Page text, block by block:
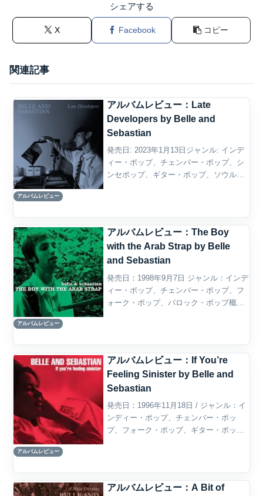
シェアする
X Facebook コピー
関連記事
アルバムレビュー
アルバムレビュー：Late
Developers by Belle and
Sebastian
発売日: 2023年1月13日ジャンル: インデ
ィー・ポップ、チェンバー・ポップ、シ
ンセポップ、ギター・ポップ、ソウル・
アルバムレビュー
アルバムレビュー：The Boy
with the Arab Strap by Belle
and Sebastian
発売日：1998年9月7日 ジャンル：インデ
ィー・ポップ、チェンバー・ポップ、フ
ォーク・ポップ、バロック・ポップ概要
アルバムレビュー
アルバムレビュー：If You’re
Feeling Sinister by Belle and
Sebastian
発売日：1996年11月18日 / ジャンル：イ
ンディー・ポップ、チェンバー・ポッ
プ、フォーク・ポップ、ギター・ポッ
アルバムレビュー：A Bit of